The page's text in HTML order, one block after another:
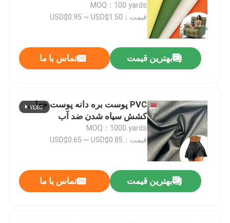
MOQ：100 yards
قیمت：USD$0.95 ~ USD$1.50
بهترین قیمت تماس با ما
PVC پوست بره دانه پوست جعلی
کشش سیاه شدن ضد آب
MOQ：1000 yards
قیمت：USD$0.65 ~ USD$0.85
بهترین قیمت تماس با ما